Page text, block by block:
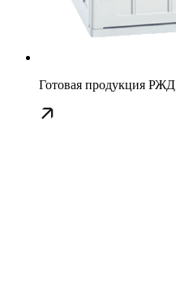
Готовая продукция РЖД